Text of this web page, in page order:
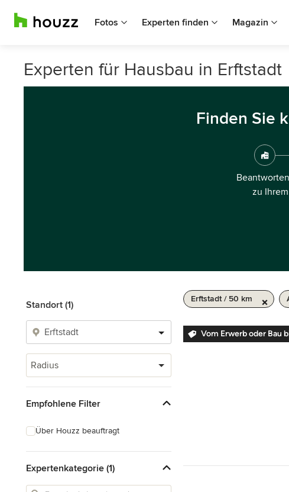
Fotos Experten finden Magazin
Experten für Hausbau in Erftstadt
Finden Sie
zu
Standort (1)
Radius
Empfohlene Filter
Über Houzz beauftragt
Expertenkategorie (1)
Erftstadt / 50 km
Vom Erwerb oder Bau